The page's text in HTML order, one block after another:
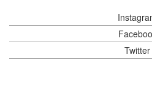
Twitter